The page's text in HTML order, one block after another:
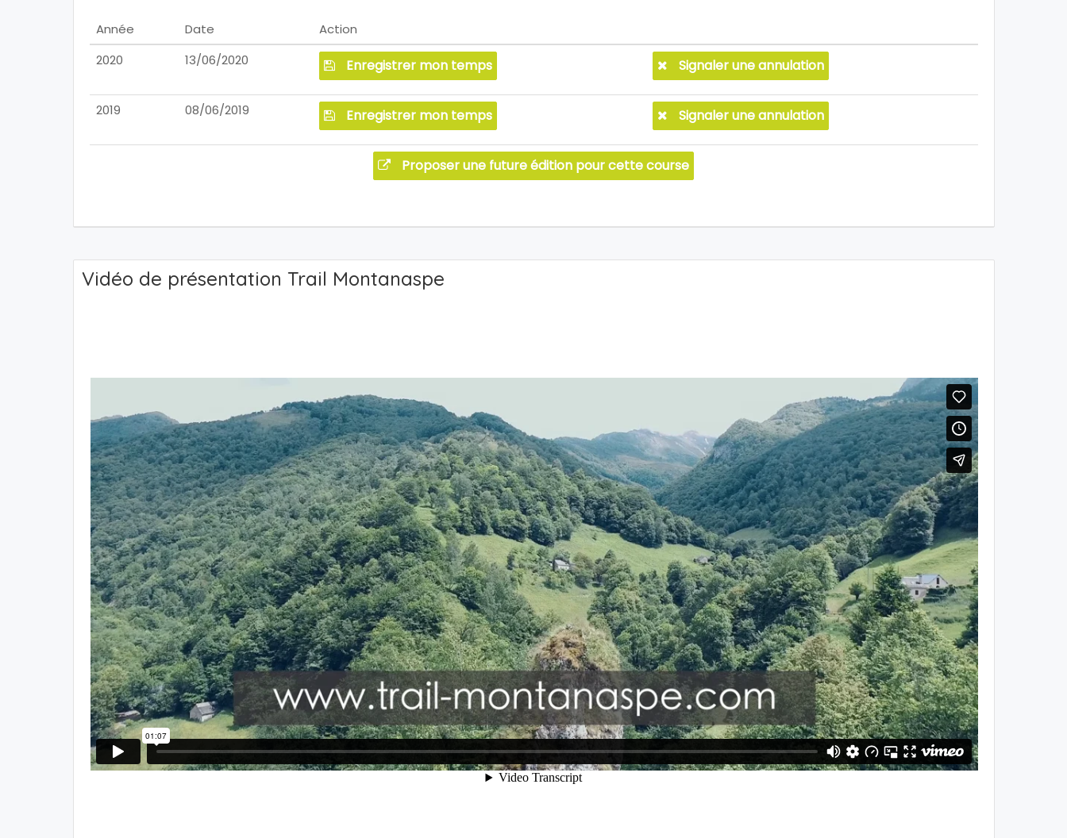
Année Date
Action
2020
13/06/2020 Enregistrer mon temps Signaler une annulation
2019 08/06/2019 Enregistrer mon temps Signaler une annulation
Proposer une future édition pour cette course
Vidéo de présentation Trail Montanaspe